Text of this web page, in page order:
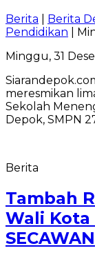
Berita Berita
Pendidikan |
Minggu, 31
meresmikan
Sekolah
Depok, SMPN
Berita
Tambah
Wali Kota
SECAWAN